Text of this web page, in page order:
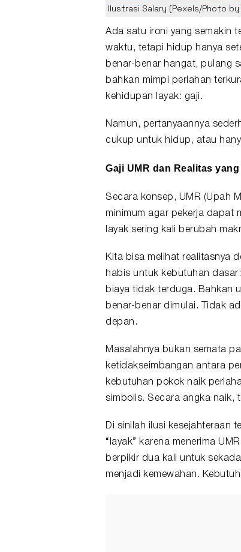
Ilustrasi Salary (Pexels/Photo by
Ada satu ironi yang semakin
waktu, tetapi hidup hanya
benar-benar hangat, pulang
bahkan mimpi perlahan
kehidupan layak: gaji.
Namun, pertanyaannya
cukup untuk hidup, atau
Gaji UMR dan Realitas
Secara konsep, UMR (Upah
minimum agar pekerja dapat
layak sering kali berubah
Kita bisa melihat realitasnya
habis untuk kebutuhan
biaya tidak terduga. Bahkan
benar-benar dimulai. Tidak
depan.
Masalahnya bukan semata
ketidakseimbangan antara
kebutuhan pokok naik
simbolis. Secara angka naik,
Di sinilah ilusi kesejahteraan
“layak” karena menerima
berpikir dua kali untuk
menjadi kemewahan.